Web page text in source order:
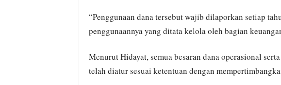
“Penggunaan dana tersebut wajib dilaporkan setiap
penggunaannya yang ditata kelola oleh bagian
Menurut Hidayat, semua besaran dana operasional
telah diatur sesuai ketentuan dengan